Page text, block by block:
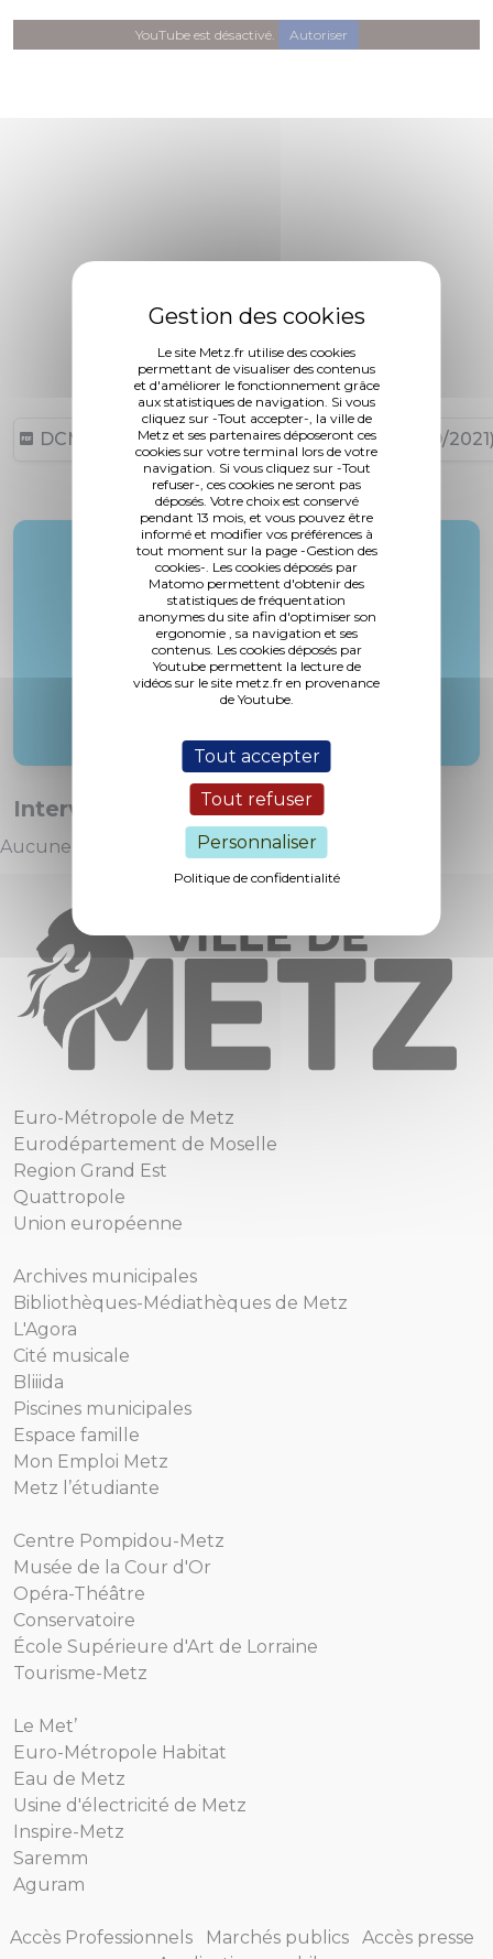
Le site Metz.fr utilise des cookies
permettant de visualiser des contenus
et d'améliorer le fonctionnement grâce
aux statistiques de navigation. Si vous
cliquez sur -Tout accepter-, la ville de
Metz et ses partenaires déposeront ces
cookies sur votre terminal lors de votre
navigation. Si vous cliquez sur -Tout
refuser-, ces cookies ne seront pas
déposés. Votre choix est conservé
pendant 13 mois, et vous pouvez être
informé et modifier vos préférences à
tout moment sur la page -Gestion des
cookies-. Les cookies déposés par
Matomo permettent d'obtenir des
statistiques de fréquentation
anonymes du site afin d'optimiser son
ergonomie , sa navigation et ses
contenus. Les cookies déposés par
Youtube permettent la lecture de
vidéos sur le site metz.fr en provenance
de Youtube.
Tout accepter
Tout refuser
Personnaliser
Politique de confidentialité
YouTube est désactivé. Autoriser
DCM N°21-09-23-27 (76,02 ko, publié le 30/09/
Rapporteur :
M. Lucas
Interventions :
Aucune intervention
Euro-Métropole de Metz
Eurodépartement de Moselle
Region Grand Est
Quattropole
Union européenne
Archives municipales
Bibliothèques-Médiathèques de Metz
L'Agora
Cité musicale
Bliiida
Piscines municipales
Espace famille
Mon Emploi Metz
Metz l’étudiante
Centre Pompidou-Metz
Musée de la Cour d'Or
Opéra-Théâtre
Conservatoire
École Supérieure d'Art de Lorraine
Tourisme-Metz
Le Met’
Euro-Métropole Habitat
Eau de Metz
Usine d'électricité de Metz
Inspire-Metz
Saremm
Aguram
Accès Professionnels Marchés publics
Accès presse